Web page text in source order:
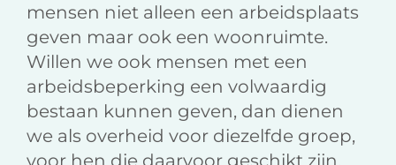
mensen niet alleen een arbeidsplaats
geven maar ook een woonruimte.
Willen we ook mensen met een
arbeidsbeperking een volwaardig
bestaan kunnen geven, dan dienen
we als overheid voor diezelfde groep,